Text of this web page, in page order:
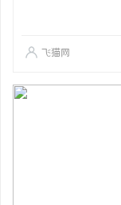
飞猫网